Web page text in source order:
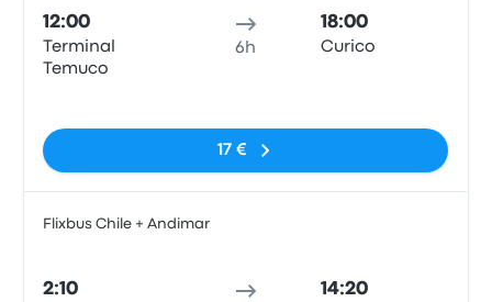
12:00
Terminal
Temuco
6h
18:00
Curico
17 €
Flixbus Chile + Andimar
2:10 14:20